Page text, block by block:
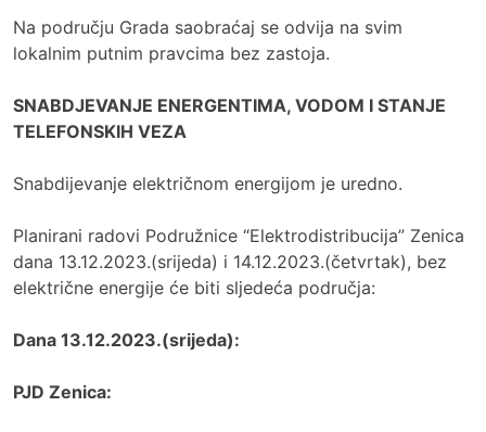
Na području Grada saobraćaj se odvija na svim
lokalnim putnim pravcima bez zastoja.
SNABDJEVANJE ENERGENTIMA, VODOM I STANJE
TELEFONSKIH VEZA
Snabdijevanje električnom energijom je uredno.
Planirani radovi Podružnice “Elektrodistribucija” Zenica
dana 13.12.2023.(srijeda) i 14.12.2023.(četvrtak), bez
električne energije će biti sljedeća područja:
Dana 13.12.2023.(srijeda):
PJD Zenica: